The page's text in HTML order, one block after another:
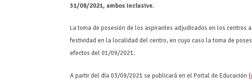
31/08/2021, ambos inclusive.
La toma de posesión de los aspirantes adjudicados en los
festividad en la localidad del centro, en cuyo caso la toma de
efectos del 01/09/2021.
A partir del día 03/09/2021 se publicará en el Portal de Educación (